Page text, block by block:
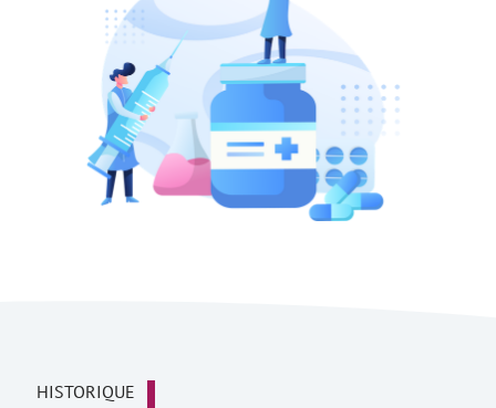
HISTORIQUE